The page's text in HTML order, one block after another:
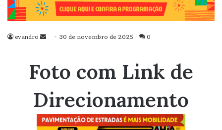
evandro
Mande
mail
30 de novembro de 2025 0
Foto com Link de
Direcionamento